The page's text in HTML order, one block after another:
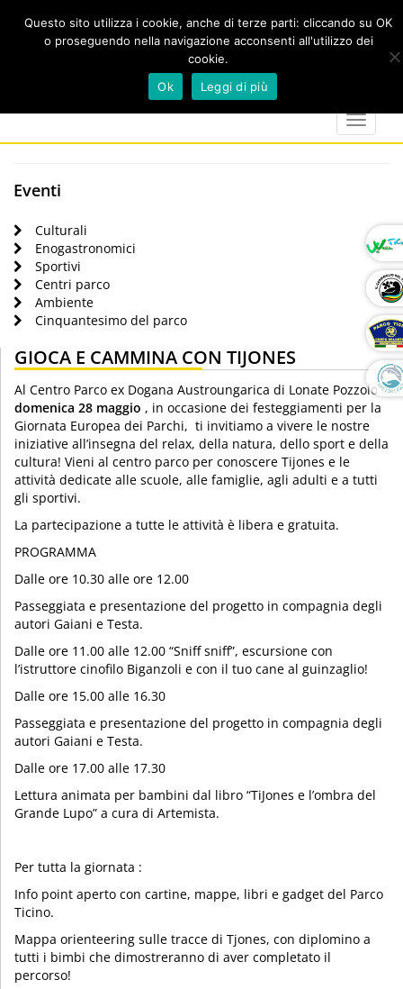
marker
calendar
Toggle
Eventi
Culturali
Enogastronomici
Sportivi
Centri parco
Ambiente
Cinquantesimo del parco
GIOCA E CAMMINA CON TIJONES
Al Centro Parco ex Dogana Austroungarica di Lonate Pozzolo
domenica 28 maggio , in occasione dei festeggiamenti per la
Giornata Europea dei Parchi, ti invitiamo a vivere le nostre
iniziative all’insegna del relax, della natura, dello sport e della
cultura! Vieni al centro parco per conoscere Tijones e le
attività dedicate alle scuole, alle famiglie, agli adulti e a tutti
gli sportivi.
La partecipazione a tutte le attività è libera e gratuita.
PROGRAMMA
Dalle ore 10.30 alle ore 12.00
Passeggiata e presentazione del progetto in compagnia degli
autori Gaiani e Testa.
Dalle ore 11.00 alle 12.00 “Sniff sniff”, escursione con
l’istruttore cinofilo Biganzoli e con il tuo cane al guinzaglio!
Dalle ore 15.00 alle 16.30
Passeggiata e presentazione del progetto in compagnia degli
autori Gaiani e Testa.
Dalle ore 17.00 alle 17.30
Lettura animata per bambini dal libro “TiJones e l’ombra del
Grande Lupo” a cura di Artemista.
Per tutta la giornata :
Info point aperto con cartine, mappe, libri e gadget del Parco
Ticino.
Mappa orienteering sulle tracce di Tjones, con diplomino a
tutti i bimbi che dimostreranno di aver completato il
percorso!
Questo sito utilizza i cookie, anche di terze parti: cliccando su OK
o proseguendo nella navigazione acconsenti all'utilizzo dei
cookie.
Ok
Leggi di più